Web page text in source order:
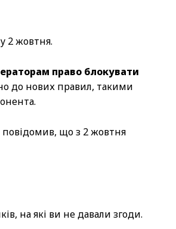
2 жовтня.
право блокувати
до нових правил, такими
повідомив, що з 2 жовтня
на які ви не давали згоди.